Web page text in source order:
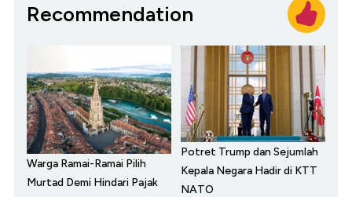
Recommendation
Warga Ramai-Ramai Pilih
Murtad Demi Hindari Pajak
Potret Trump dan Sejumlah
Kepala Negara Hadir di KTT
NATO